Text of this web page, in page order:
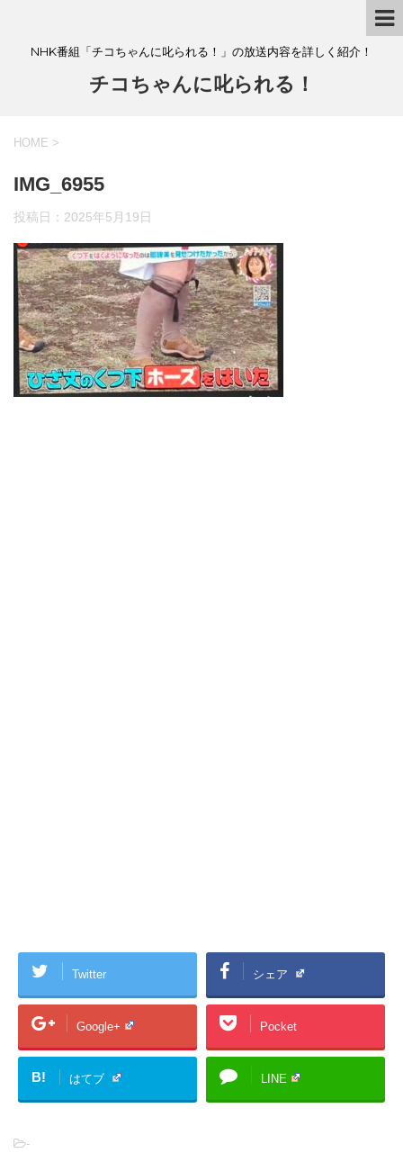
NHK番組「チコちゃんに叱られる！」の放送内容を詳しく紹介！
チコちゃんに叱られる！
HOME >
IMG_6955
投稿日： 2025年5月19日
Twitter シェア
Google+ Pocket
B! はてブ LINE
-